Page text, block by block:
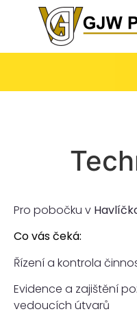
Pro pobočku v
Co vás čeká:
Řízení a kontrola
Evidence a zajištění
vedoucích útvarů